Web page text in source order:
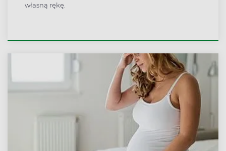
własną rękę.